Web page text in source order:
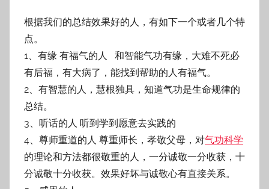
根据我们的总结效果好的人，有如下一个或者几个特
点。
1、有缘 有福气的人 和智能气功有缘，大难不死必
有后福，有大病了，能找到帮助的人有福气。
2、有智慧的人，慧根独具，知道气功是生命规律的
总结。
3、听话的人 听到学到愿意去实践的
4、尊师重道的人 尊重师长，孝敬父母，对气功科学
的理论和方法都很敬重的人，一分诚敬一分收获，十
分诚敬十分收获。效果好坏与诚敬心有直接关系。